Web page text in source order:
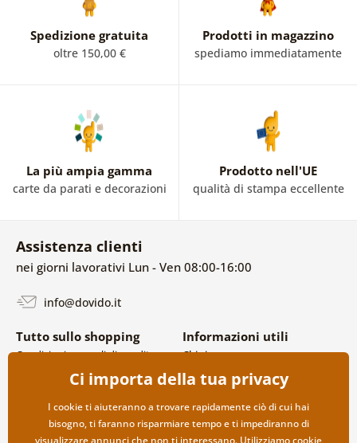
Spedizione gratuita
oltre 150,00 €
Prodotti in magazzino
spediamo immediatamente
La più ampia gamma
carte da parati e decorazioni
Prodotto nell'UE
qualità di stampa eccellente
Assistenza clienti
nei giorni lavorativi Lun - Ven 08:00-16:00
info@dovido.it
Tutto sullo shopping
Condizioni generali di vendita e
Politica sulla privacy
Opzioni di spedizione e
pagamento
Reso della merce
Informazioni utili
Chi siamo
FAQ
Contatti
Collaborazione all’ingrosso
Ci importa della tua privacy
I cookie ti aiuteranno a trovare rapidamente ciò di cui hai
bisogno, ti faranno risparmiare tempo e ti impediranno di
visualizzare annunci che non ti interessano. Utilizziamocookie